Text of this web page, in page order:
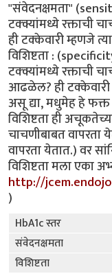
"संवेदनक्षमता"
टक्क्यांमध्ये रक्ताची
ही टक्केवारी म्हणजे
विशिष्टता :
टक्क्यांमध्ये रक्ताची
आढळेल? ही टक्केवारी
असू द्या, मधुमेह हे
विशिष्टता ही
चाचणीबाबत वापरता
वापरता येतात.) वर
विशिष्टता मला एका
http://
)
HbA1c स्तर
संवेदनक्षमता
विशिष्टता